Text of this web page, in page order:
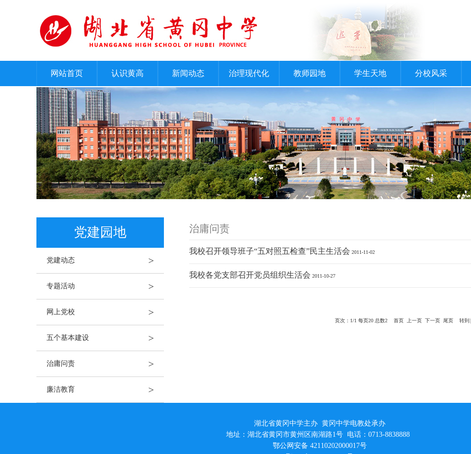
网站首页 认识黄高 新闻动态 治理现代化 教师园地 学生天地 分校风采
党建园地
党建动态 >
专题活动 >
网上党校 >
五个基本建设 >
治庸问责 >
廉洁教育 >
治庸问责
我校召开领导班子“五对照五检查”民主生活会 2011-11-02
我校各党支部召开党员组织生活会 2011-10-27
页次：1/1 每页20 总数2 首页 上一页 下一页 尾页 转到:
湖北省黄冈中学主办 黄冈中学电教处承办
地址：湖北省黄冈市黄州区南湖路1号 电话：0713-8838888
鄂公网安备 42110202000017号